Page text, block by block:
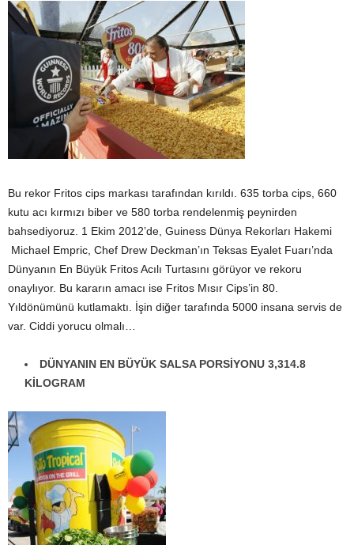
Bu rekor Fritos cips markası tarafından kırıldı. 635 torba cips, 660
kutu acı kırmızı biber ve 580 torba rendelenmiş peynirden
bahsediyoruz. 1 Ekim 2012’de, Guiness Dünya Rekorları Hakemi
Michael Empric, Chef Drew Deckman’ın Teksas Eyalet Fuarı’nda
Dünyanın En Büyük Fritos Acılı Turtasını görüyor ve rekoru
onaylıyor. Bu kararın amacı ise Fritos Mısır Cips’in 80.
Yıldönümünü kutlamaktı. İşin diğer tarafında 5000 insana servis de
var. Ciddi yorucu olmalı…
DÜNYANIN EN BÜYÜK SALSA PORSİYONU 3,314.8
KİLOGRAM